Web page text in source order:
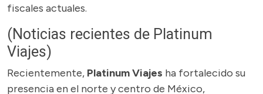
fiscales actuales.
(Noticias recientes de Platinum
Viajes)
Recientemente, Platinum Viajes ha fortalecido su
presencia en el norte y centro de México,